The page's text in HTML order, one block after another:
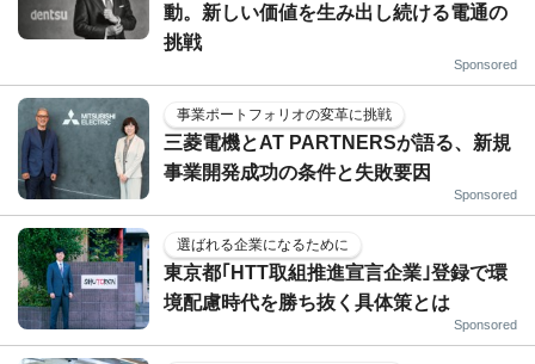
動。新しい価値を生み出し続ける電通の
挑戦
Sponsored
事業ポートフォリオの変革に挑戦
三菱電機とAT PARTNERSが語る、新規
事業開発成功の条件と失敗要因
Sponsored
選ばれる企業になるために
東京都｢HTT取組推進宣言企業｣登録で環
境配慮時代を勝ち抜く具体策とは
Sponsored